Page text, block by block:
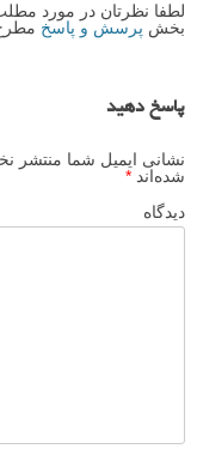
لطفا نظرتان در مورد مطلب
بخش پرسش و پاسخ
پاسخ دهید
نشانی ایمیل شما منتشر
شده‌اند *
دیدگاه